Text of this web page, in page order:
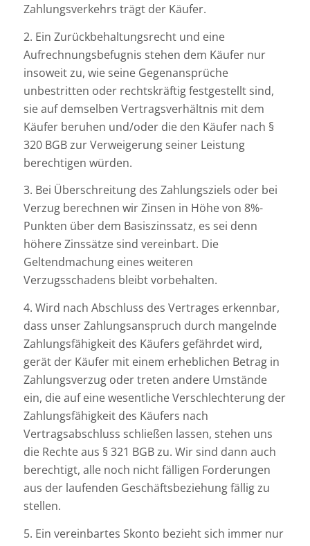
Zahlungsverkehrs trägt der Käufer.
2. Ein Zurückbehaltungsrecht und eine
Aufrechnungsbefugnis stehen dem Käufer nur
insoweit zu, wie seine Gegenansprüche
unbestritten oder rechtskräftig festgestellt sind,
sie auf demselben Vertragsverhältnis mit dem
Käufer beruhen und/oder die den Käufer nach §
320 BGB zur Verweigerung seiner Leistung
berechtigen würden.
3. Bei Überschreitung des Zahlungsziels oder bei
Verzug berechnen wir Zinsen in Höhe von 8%-
Punkten über dem Basiszinssatz, es sei denn
höhere Zinssätze sind vereinbart. Die
Geltendmachung eines weiteren
Verzugsschadens bleibt vorbehalten.
4. Wird nach Abschluss des Vertrages erkennbar,
dass unser Zahlungsanspruch durch mangelnde
Zahlungsfähigkeit des Käufers gefährdet wird,
gerät der Käufer mit einem erheblichen Betrag in
Zahlungsverzug oder treten andere Umstände
ein, die auf eine wesentliche Verschlechterung der
Zahlungsfähigkeit des Käufers nach
Vertragsabschluss schließen lassen, stehen uns
die Rechte aus § 321 BGB zu. Wir sind dann auch
berechtigt, alle noch nicht fälligen Forderungen
aus der laufenden Geschäftsbeziehung fällig zu
stellen.
5. Ein vereinbartes Skonto bezieht sich immer nur